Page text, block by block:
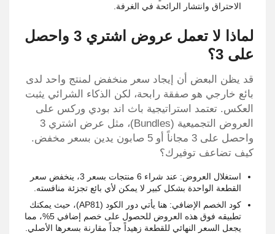
الاحتراق وانتشار الرائحة في الغرفة.
لماذا لا تعمل عروض اشتري 3 واحصل
على 3؟
قد يظن البعض أن إيجاد سعر منخفض لمنتج واحد لدى
بائع خارجي هو صفقة رابحة، لكن الذكاء الشرائي يثبت
العكس. تعتمد استراتيجية باث اند بودي وركس على
العروض التجميعية (Bundles)، مثل عرض اشتري 3
واحصل على 3 مجاناً أو 5 صابون يدين بسعر مخفض.
كيف تضاعف توفيرك؟
استغلال العروض: عند شراء 6 منتجات بسعر 3، ينخفض سعر
القطعة الواحدة بشكل كبير لا يمكن لأي بائع تجزئة منافسته.
كود الخصم الإضافي: هنا يأتي دور الكود (AP81)، حيث يمكنك
تطبيقه فوق هذه العروض للحصول على خصم إضافي 5%، مما
يجعل السعر النهائي للقطعة زهيداً جداً مقارنة بسعرها الأصلي.